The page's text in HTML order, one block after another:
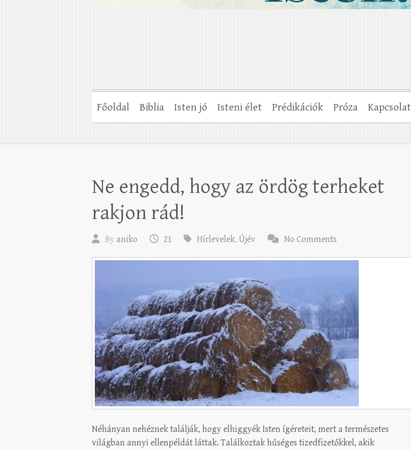
Főoldal Biblia Isten jó Isteni élet Prédikációk Próza Kapcsolat
Ne engedd, hogy az ördög terheket
rakjon rád!
By aniko 21 Hírlevelek, Újév No Comments
Néhányan nehéznek találják, hogy elhiggyék Isten ígéreteit, mert a természetes
világban annyi ellenpéldát láttak. Találkoztak hűséges tizedfizetőkkel, akik